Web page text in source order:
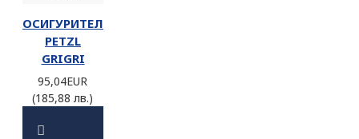
ОСИГУРИТЕЛ
PETZL
GRIGRI
95,04EUR
(185,88 лв.)